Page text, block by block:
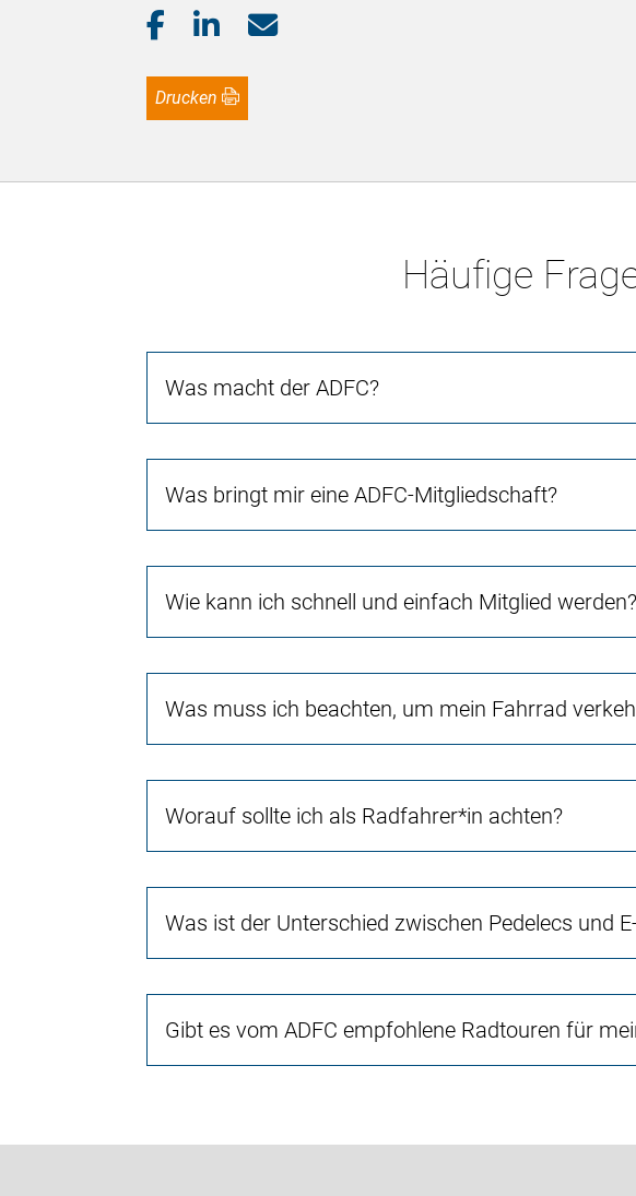
Drucken
Häufige
Was macht der ADFC?
Was bringt mir eine ADFC-Mitgliedschaft?
Wie kann ich schnell und einfach Mitglied werden?
Was muss ich beachten, um mein Fahrrad
Worauf sollte ich als Radfahrer*in achten?
Was ist der Unterschied zwischen Pedelecs und
Gibt es vom ADFC empfohlene Radtouren für